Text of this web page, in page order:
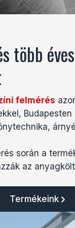
több éves
felmérés
során a
az
Termékeink